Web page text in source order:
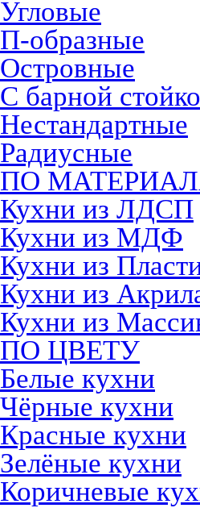
Угловые
П-образные
Островные
С барной
Нестандартные
Радиусные
ПО
Кухни из ЛДСП
Кухни из МДФ
Кухни из
Кухни из
Кухни из
ПО ЦВЕТУ
Белые кухни
Чёрные кухни
Красные кухни
Зелёные кухни
Коричневые